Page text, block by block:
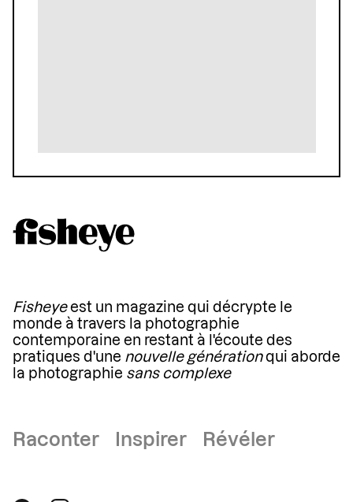
Fisheyeest un magazine qui décrypte le
monde à travers la photographie
contemporaine en restant à l'écoute des
pratiques d'une nouvelle générationqui aborde
la photographie sans complexe
Raconter Inspirer Révéler